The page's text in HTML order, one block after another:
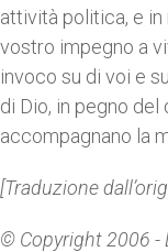
attività politica, e in
vostro impegno a
invoco su di voi e
di Dio, in pegno del
accompagnano la
[Traduzione
© Copyright 2006 -